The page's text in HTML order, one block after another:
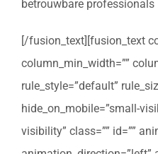
betrouwbare professionals
[/fusion_text][fusion_text
column_min_width=””
rule_style=”default”
hide_on_mobile=”small-
visibility” class=”” id=””